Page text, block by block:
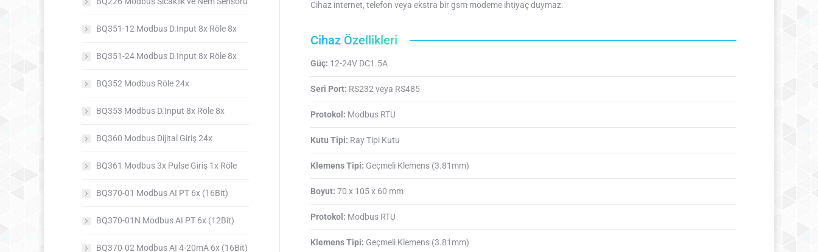
Cihaz internet, telefon veya ekstra bir gsm modeme ihtiyaç duymaz.
Cihaz Özellikleri
Güç: 12-24V DC1.5A
Seri Port: RS232 veya RS485
Protokol: Modbus RTU
Kutu Tipi: Ray Tipi Kutu
Klemens Tipi: Geçmeli Klemens (3.81mm)
Boyut: 70 x 105 x 60 mm
Protokol: Modbus RTU
Klemens Tipi: Geçmeli Klemens (3.81mm)
BQ351-12 Modbus D.Input 8x Röle 8x
BQ351-24 Modbus D.Input 8x Röle 8x
BQ352 Modbus Röle 24x
BQ353 Modbus D.Input 8x Röle 8x
BQ360 Modbus Dijital Giriş 24x
BQ361 Modbus 3x Pulse Giriş 1x Röle
BQ370-01 Modbus AI PT 6x (16Bit)
BQ370-01N Modbus AI PT 6x (12Bit)
BQ370-02 Modbus AI 4-20mA 6x (16Bit)